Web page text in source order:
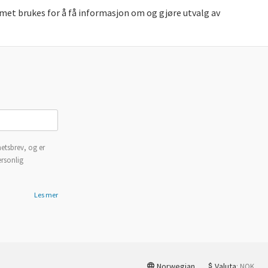
brukes for å få informasjon om og gjøre utvalg av
og er
Les mer